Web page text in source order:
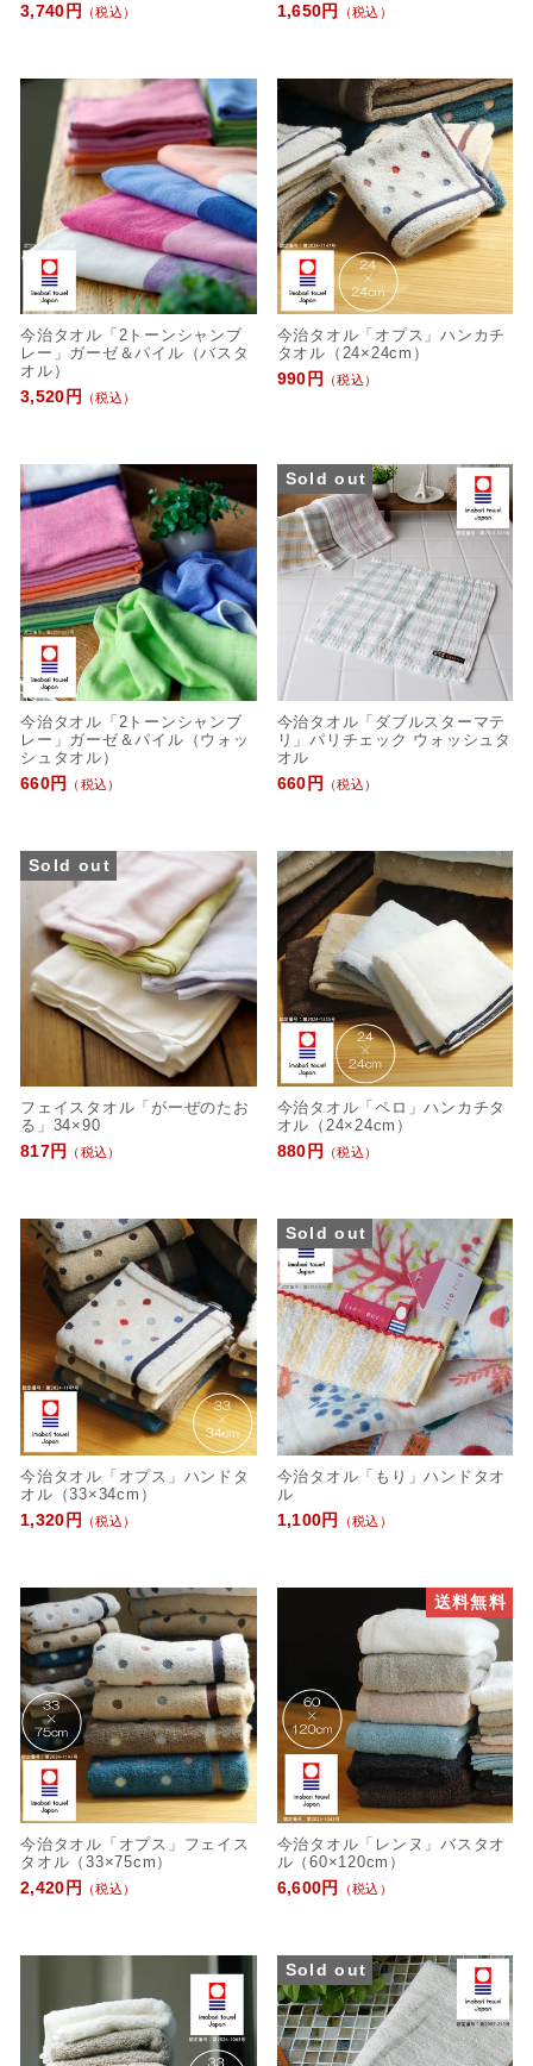
3,740円
（税込）
1,650円
（税込）
今治タオル「2トーンシャンブ
レー」ガーゼ＆パイル（バスタ
オル）
3,520円
（税込）
今治タオル「オプス」ハンカチ
タオル（24×24cm）
990円
（税込）
今治タオル「2トーンシャンブ
レー」ガーゼ＆パイル（ウォッ
シュタオル）
660円
（税込）
Sold out
今治タオル「ダブルスターマテ
リ」パリチェック ウォッシュタ
オル
660円
（税込）
Sold out
フェイスタオル「がーぜのたお
る」34×90
817円
（税込）
今治タオル「ペロ」ハンカチタ
オル（24×24cm）
880円
（税込）
今治タオル「オプス」ハンドタ
オル（33×34cm）
1,320円
（税込）
Sold out
今治タオル「もり」ハンドタオ
ル
1,100円
（税込）
今治タオル「オプス」フェイス
タオル（33×75cm）
2,420円
（税込）
送料無料
今治タオル「レンヌ」バスタオ
ル（60×120cm）
6,600円
（税込）
Sold out